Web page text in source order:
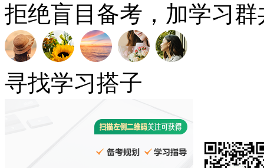
拒绝盲目备考，加学习
寻找学习搭子